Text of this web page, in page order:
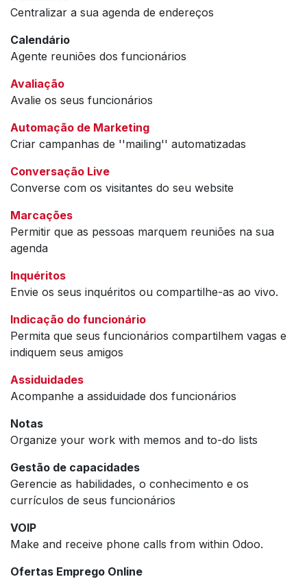
Centralizar a sua agenda de endereços
Calendário
Agente reuniões dos funcionários
Avaliação
Avalie os seus funcionários
Automação de Marketing
Criar campanhas de ''mailing'' automatizadas
Conversação Live
Converse com os visitantes do seu website
Marcações
Permitir que as pessoas marquem reuniões na sua
agenda
Inquéritos
Envie os seus inquéritos ou compartilhe-as ao vivo.
Indicação do funcionário
Permita que seus funcionários compartilhem vagas e
indiquem seus amigos
Assiduidades
Acompanhe a assiduidade dos funcionários
Notas
Organize your work with memos and to-do lists
Gestão de capacidades
Gerencie as habilidades, o conhecimento e os
currículos de seus funcionários
VOIP
Make and receive phone calls from within Odoo.
Ofertas Emprego Online